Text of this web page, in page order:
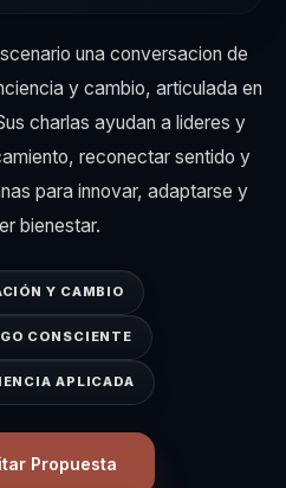
una conversacion de
y cambio, articulada en
charlas ayudan a lideres y
reconectar sentido y
para innovar, adaptarse y
bienestar.
Y CAMBIO
CONSCIENTE
APLICADA
Propuesta